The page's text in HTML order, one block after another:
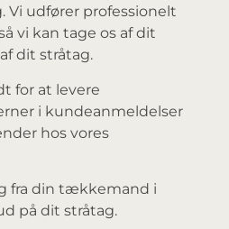
Vi udfører professionelt
vi kan tage os af dit
dit stråtag.
for at levere
i kundeanmeldelser
hos vores
fra din tækkemand i
på dit stråtag.